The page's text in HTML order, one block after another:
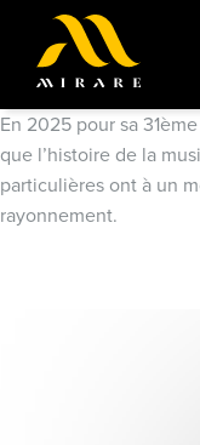
En 2025 pour sa
que l’histoire de la
particulières ont à un
rayonnement.